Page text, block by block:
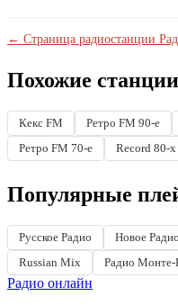
← Страница радиостанции
Похожие
Кекс FM Ретро FM 90-е
Ретро FM 70-е
Record 80-х
Популярные
Русское Радио Новое Радио
Russian Mix
Радио Монте-
Радио онлайн